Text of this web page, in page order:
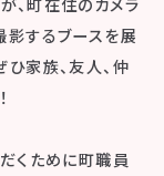
影するブースを展
家族、友人、仲
くために町職員